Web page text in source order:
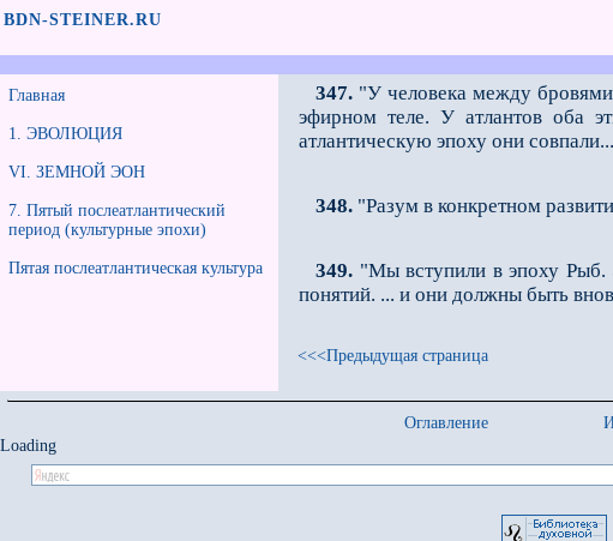
BDN-STEINER.RU
Главная
1. ЭВОЛЮЦИЯ
VI. ЗЕМНОЙ ЭОН
7. Пятый послеатлантический
период (культурные эпохи)
Пятая послеатлантическая культура
347. "У человека между
эфирном теле. У атлантов оба
атлантическую эпоху они
348. "Разум в конкретном
349. "Мы вступили в эпоху Рыб.
понятий. ... и они должны быть
<<<Предыдущая страница
Оглавление
Loading